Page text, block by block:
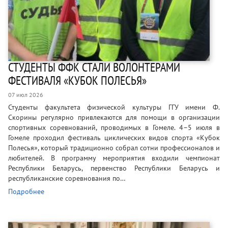
СТУДЕНТЫ ФФК СТАЛИ ВОЛОНТЕРАМИ
ФЕСТИВАЛЯ «КУБОК ПОЛЕСЬЯ»
07 июл 2026
Студенты факультета физической культуры ГГУ имени Ф.
Скорины регулярно привлекаются для помощи в организации
спортивных соревнований, проводимых в Гомеле. 4–5 июля в
Гомеле проходил фестиваль циклических видов спорта «Кубок
Полесья», который традиционно собрал сотни профессионалов и
любителей. В программу мероприятия входили чемпионат
Республики Беларусь, первенство Республики Беларусь и
республиканские соревнования по…
Подробнее